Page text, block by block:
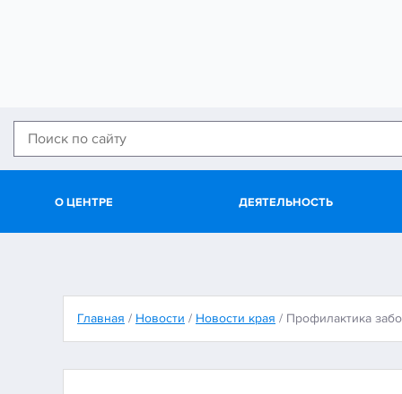
О ЦЕНТРЕ ДЕЯТЕЛЬНОСТЬ
Главная / Новости / Новости края / Профилактика